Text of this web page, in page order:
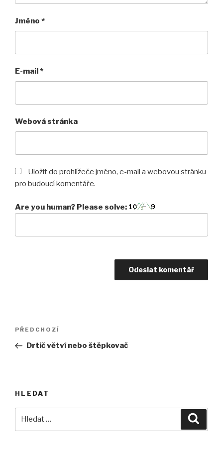
Jméno *
E-mail*
Webová stránka
Uložit do prohlížeče jméno, e-mail a webovou stránku
pro budoucí komentáře.
Are you human? Please solve:
Navigace
příspěvek
Předchozí
příspěvek
PŘEDCHOZÍ
Drtič větví nebo štěpkovač
HLEDAT